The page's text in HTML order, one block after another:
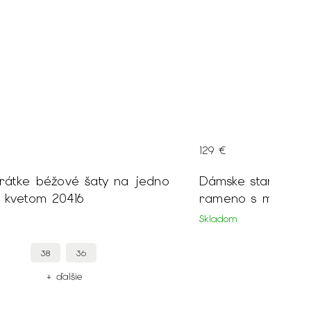
béžové šaty na jedno
20416
38 36
+ ďalšie
Dámske
rameno s
Skladom
129 €